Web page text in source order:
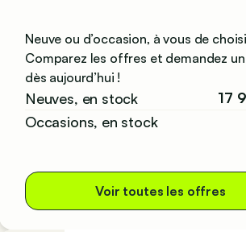
Neuve ou d’occasion, à vous de
Comparez les offres et demandez
dès aujourd’hui !
Neuves, en stock
17
Occasions, en stock
Voir toutes les offres